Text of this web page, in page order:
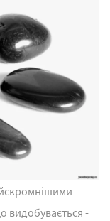
видобувається -